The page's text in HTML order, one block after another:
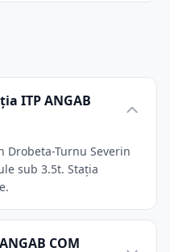
ITP ANGAB
Drobeta-Turnu Severin
sub 3.5t. Stația
COM